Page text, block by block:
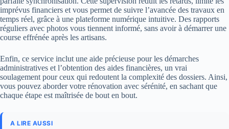
imprévus financiers et vous permet de suivre l’avancée des travaux en
temps réel, grâce à une plateforme numérique intuitive. Des rapports
réguliers avec photos vous tiennent informé, sans avoir à démarrer une
course effrénée après les artisans.
Enfin, ce service inclut une aide précieuse pour les démarches
administratives et l’obtention des aides financières, un vrai
soulagement pour ceux qui redoutent la complexité des dossiers. Ainsi,
vous pouvez aborder votre rénovation avec sérénité, en sachant que
chaque étape est maîtrisée de bout en bout.
A LIRE AUSSI